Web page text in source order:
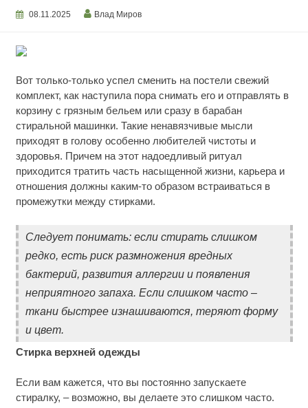
08.11.2025 Влад Миров
Вот только-только успел сменить на постели свежий
комплект, как наступила пора снимать его и отправлять в
корзину с грязным бельем или сразу в барабан
стиральной машинки. Такие ненавязчивые мысли
приходят в голову особенно любителей чистоты и
здоровья. Причем на этот надоедливый ритуал
приходится тратить часть насыщенной жизни, карьера и
отношения должны каким-то образом встраиваться в
промежутки между стирками.
Следует понимать: если стирать слишком
редко, есть риск размножения вредных
бактерий, развития аллергии и появления
неприятного запаха. Если слишком часто –
ткани быстрее изнашиваются, теряют форму
и цвет.
Стирка верхней одежды
Если вам кажется, что вы постоянно запускаете
стиралку, – возможно, вы делаете это слишком часто.